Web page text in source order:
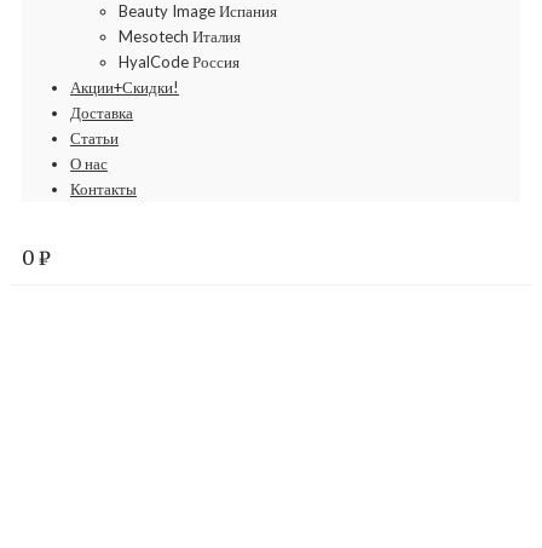
Beauty Image Испания
Mesotech Италия
HyalCode Россия
Акции+Скидки!
Доставка
Статьи
О нас
Контакты
0₽